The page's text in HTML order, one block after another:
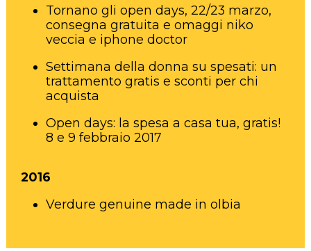
Tornano gli open days, 22/23 marzo,
consegna gratuita e omaggi niko
veccia e iphone doctor
Settimana della donna su spesati: un
trattamento gratis e sconti per chi
acquista
Open days: la spesa a casa tua, gratis!
8 e 9 febbraio 2017
2016
Verdure genuine made in olbia